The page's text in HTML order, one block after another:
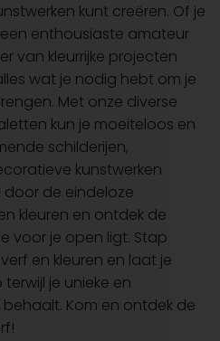
kunt creëren. Of je
enthousiaste amateur
van kleurrijke projecten
wat je nodig hebt om je
Met onze diverse
kun je moeiteloos en
schilderijen,
kunstwerken
door de eindeloze
kleuren en ontdek de
voor je open ligt. Stap
en kleuren en laat je
je unieke en
Kom en ontdek de